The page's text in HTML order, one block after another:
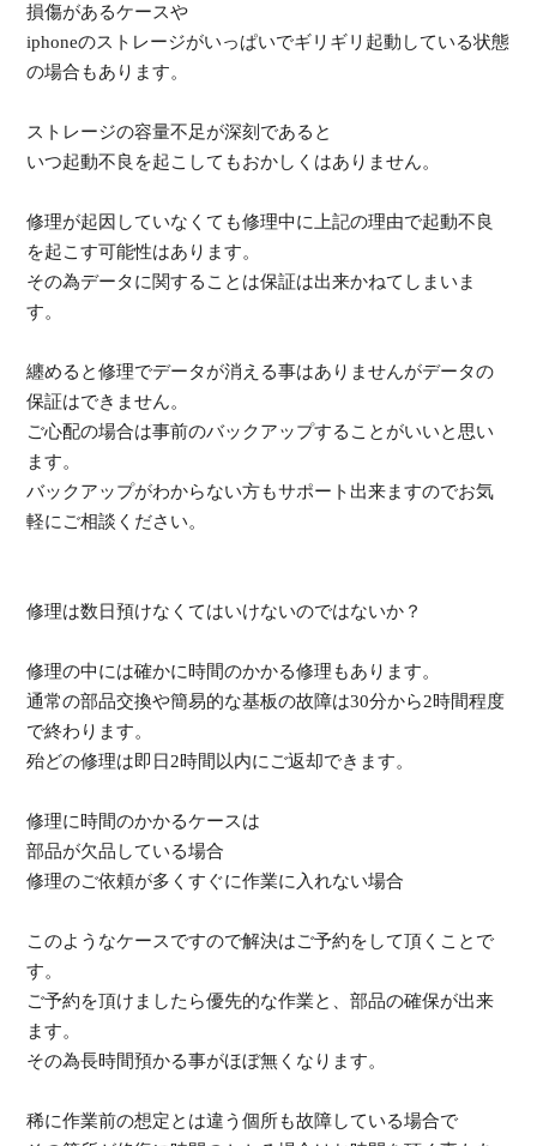
損傷があるケースや
iphoneのストレージがいっぱいでギリギリ起動している状態
の場合もあります。
ストレージの容量不足が深刻であると
いつ起動不良を起こしてもおかしくはありません。
修理が起因していなくても修理中に上記の理由で起動不良
を起こす可能性はあります。
その為データに関することは保証は出来かねてしまいま
す。
纏めると修理でデータが消える事はありませんがデータの
保証はできません。
ご心配の場合は事前のバックアップすることがいいと思い
ます。
バックアップがわからない方もサポート出来ますのでお気
軽にご相談ください。
修理は数日預けなくてはいけないのではないか？
修理の中には確かに時間のかかる修理もあります。
通常の部品交換や簡易的な基板の故障は30分から2時間程度
で終わります。
殆どの修理は即日2時間以内にご返却できます。
修理に時間のかかるケースは
部品が欠品している場合
修理のご依頼が多くすぐに作業に入れない場合
このようなケースですので解決はご予約をして頂くことで
す。
ご予約を頂けましたら優先的な作業と、部品の確保が出来
ます。
その為長時間預かる事がほぼ無くなります。
稀に作業前の想定とは違う個所も故障している場合で